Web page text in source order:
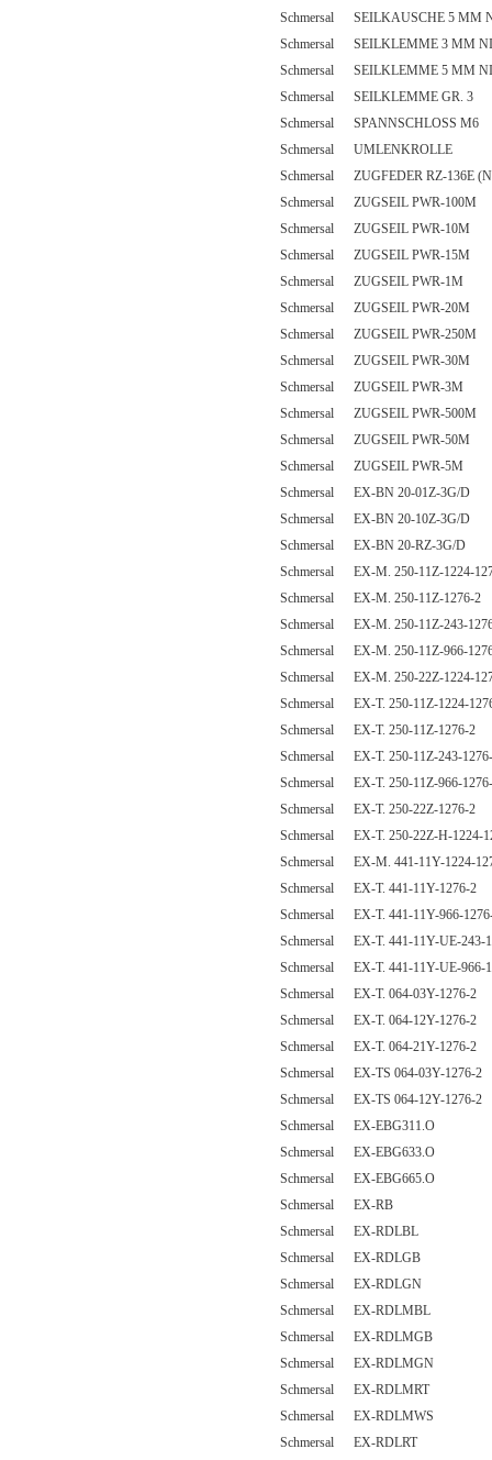
Schmersal SEILKAUSCHE 5 MM
Schmersal SEILKLEMME 3 MM
Schmersal SEILKLEMME 5 MM
Schmersal SEILKLEMME GR. 3
Schmersal SPANNSCHLOSS M6
Schmersal UMLENKROLLE
Schmersal ZUGFEDER RZ-136E
Schmersal ZUGSEIL PWR-100M
Schmersal ZUGSEIL PWR-10M
Schmersal ZUGSEIL PWR-15M
Schmersal ZUGSEIL PWR-1M
Schmersal ZUGSEIL PWR-20M
Schmersal ZUGSEIL PWR-250M
Schmersal ZUGSEIL PWR-30M
Schmersal ZUGSEIL PWR-3M
Schmersal ZUGSEIL PWR-500M
Schmersal ZUGSEIL PWR-50M
Schmersal ZUGSEIL PWR-5M
Schmersal EX-BN 20-01Z-3G/D
Schmersal EX-BN 20-10Z-3G/D
Schmersal EX-BN 20-RZ-3G/D
Schmersal EX-M. 250-11Z-1224-
Schmersal EX-M. 250-11Z-1276-2
Schmersal EX-M. 250-11Z-243-
Schmersal EX-M. 250-11Z-966-
Schmersal EX-M. 250-22Z-1224-
Schmersal EX-T. 250-11Z-1224-
Schmersal EX-T. 250-11Z-1276-2
Schmersal EX-T. 250-11Z-243-
Schmersal EX-T. 250-11Z-966-
Schmersal EX-T. 250-22Z-1276-2
Schmersal EX-T. 250-22Z-H-1224-
Schmersal EX-M. 441-11Y-1224-
Schmersal EX-T. 441-11Y-1276-2
Schmersal EX-T. 441-11Y-966-
Schmersal EX-T. 441-11Y-UE-243-
Schmersal EX-T. 441-11Y-UE-966-
Schmersal EX-T. 064-03Y-1276-2
Schmersal EX-T. 064-12Y-1276-2
Schmersal EX-T. 064-21Y-1276-2
Schmersal EX-TS 064-03Y-1276-2
Schmersal EX-TS 064-12Y-1276-2
Schmersal EX-EBG311.O
Schmersal EX-EBG633.O
Schmersal EX-EBG665.O
Schmersal EX-RB
Schmersal EX-RDLBL
Schmersal EX-RDLGB
Schmersal EX-RDLGN
Schmersal EX-RDLMBL
Schmersal EX-RDLMGB
Schmersal EX-RDLMGN
Schmersal EX-RDLMRT
Schmersal EX-RDLMWS
Schmersal EX-RDLRT